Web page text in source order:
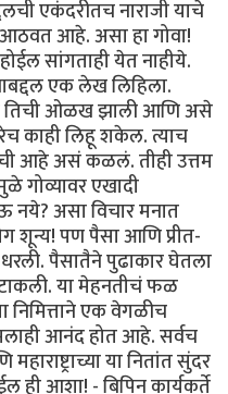
एकंदरीतच नाराजी याचे
आठवत आहे. असा हा गोवा!
सांगताही येत नाहीये.
एक लेख लिहिला.
तिची ओळख झाली आणि असे
काही लिहू शकेल. त्याच
आहे असं कळलं. तीही उत्तम
गोव्यावर एखादी
नये? असा विचार मनात
शून्य! पण पैसा आणि प्रीत-
पैसातैने पुढाकार घेतला
या मेहनतीचं फळ
एक वेगळीच
आनंद होत आहे. सर्वच
या नितांत सुंदर
आशा! - बिपिन कार्यकर्ते